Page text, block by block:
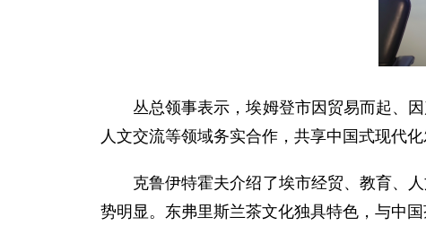
丛总领事表示，埃姆登市因贸易而起、
人文交流等领域务实合作，共享中国式现代
克鲁伊特霍夫介绍了埃市经贸、教育、
势明显。东弗里斯兰茶文化独具特色，与中